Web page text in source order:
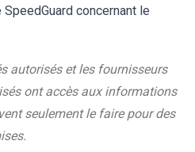
concernant le
autorisés et les fournisseurs
ont accès aux informations
seulement le faire pour des